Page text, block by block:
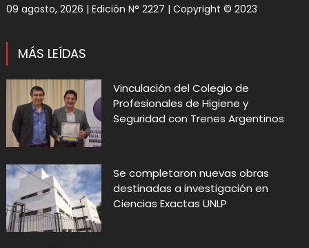
09 agosto, 2026 | Edición N° 2227 | Copyright © 2023
MÁS LEÍDAS
Vinculación del Colegio de
Profesionales de Higiene y
Seguridad con Trenes Argentinos
Se completaron nuevas obras
destinadas a investigación en
Ciencias Exactas UNLP